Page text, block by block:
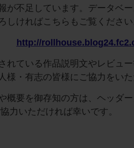
が不足しています。データベ
しければこちらもご覧ください
http://
れている作品説明文やレビュ
様・有志の皆様にご協力をい
概要を御存知の方は、ヘッダ
力いただければ幸いです。